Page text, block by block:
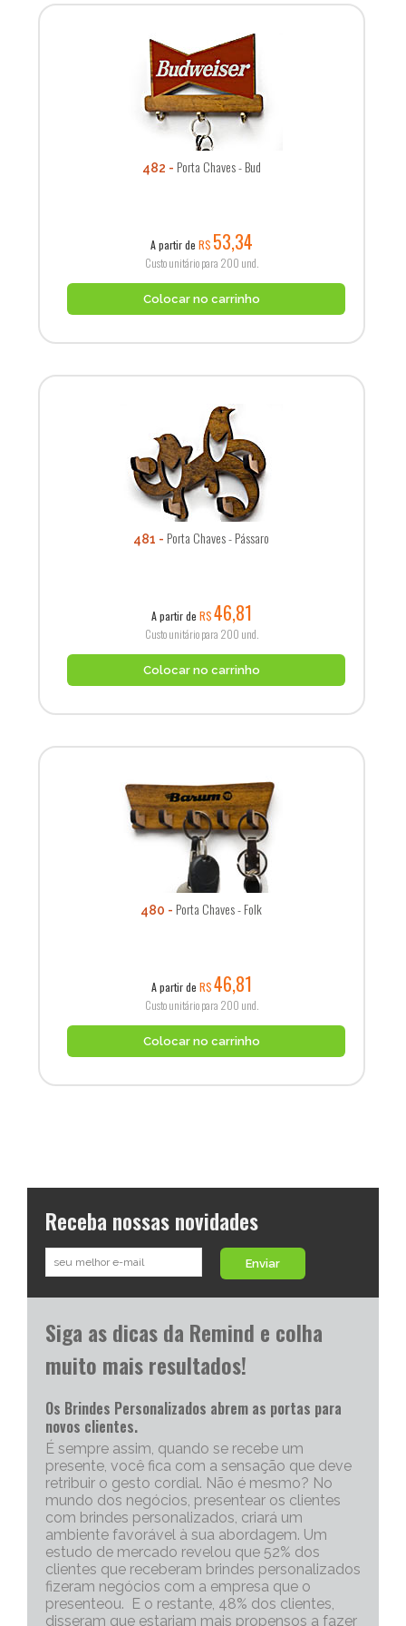
482 Porta Chaves - Bud
A partir de R$ 53,34
Custo unitário para 200 und.
Colocar no carrinho
481 Porta Chaves - Pássaro
A partir de R$46,81
Custo unitário para 200 und.
Colocar no carrinho
480 Porta Chaves - Folk
A partir de R$46,81
Custo unitário para 200 und.
Colocar no carrinho
Receba nossas novidades
Enviar
Siga as dicas da Remind e colha
muito mais resultados!
Os Brindes Personalizados abrem as portas para
novos clientes.
É sempre assim, quando se recebe um
presente, você fica com a sensação que deve
retribuir o gesto cordial. Não é mesmo? No
mundo dos negócios, presentear os clientes
com brindes personalizados, criará um
ambiente favorável à sua abordagem. Um
estudo de mercado revelou que 52% dos
clientes que receberam brindes personalizados
fizeram negócios com a empresa que o
presenteou. E o restante, 48% dos clientes,
disseram que estariam mais propensos a fazer